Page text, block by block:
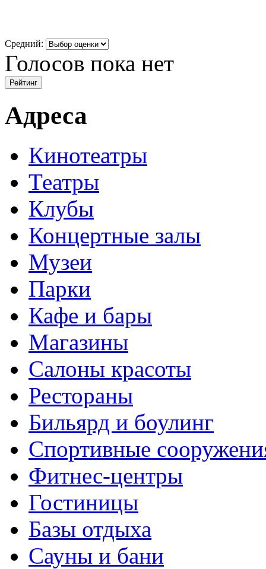
Средний:
Голосов пока нет
Адреса
Кинотеатры
Театры
Клубы
Концертные залы
Музеи
Парки
Кафе и бары
Магазины
Салоны красоты
Рестораны
Бильярд и боулинг
Спортивные
Фитнес-центры
Гостиницы
Базы отдыха
Сауны и бани